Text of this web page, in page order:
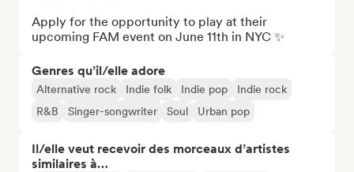
Apply for the opportunity to play at their
upcoming FAM event on June 11th in NYC ✨
Genres qu’il/elle adore
Alternative rock Indie folk Indie pop
Indie rock
R&B
Singer-songwriter Soul Urban pop
Il/elle veut recevoir des morceaux d’artistes
similaires à…